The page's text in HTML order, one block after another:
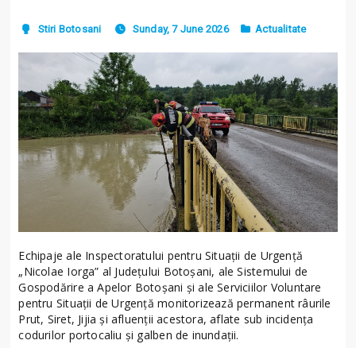
Stiri Botosani Sunday, 7 June 2026 Actualitate
Echipaje ale Inspectoratului pentru Situații de Urgență
„Nicolae Iorga” al Județului Botoșani, ale Sistemului de
Gospodărire a Apelor Botoșani și ale Serviciilor Voluntare
pentru Situații de Urgență monitorizează permanent râurile
Prut, Siret, Jijia și afluenții acestora, aflate sub incidența
codurilor portocaliu și galben de inundații.